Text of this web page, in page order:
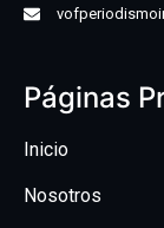
Páginas
Inicio
Nosotros